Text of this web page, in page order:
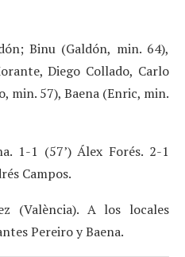
Binu (Galdón, min. 64),
Diego Collado, Carlo
min. 57), Baena (Enric, min.
1-1 (57’) Álex Forés. 2-1
Campos.
(València). A los locales
Pereiro y Baena.